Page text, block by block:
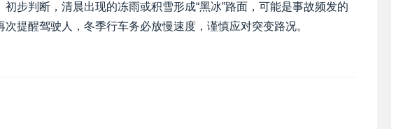
步判断，清晨出现的冻雨或积雪形成“黑冰”路面，可能是事故频发的
提醒驾驶人，冬季行车务必放慢速度，谨慎应对突变路况。